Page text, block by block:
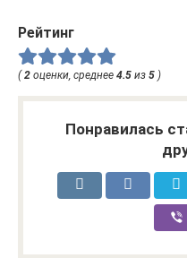
Рейтинг
(2 оценки, среднее 4.5 из 5 )
Понравилась